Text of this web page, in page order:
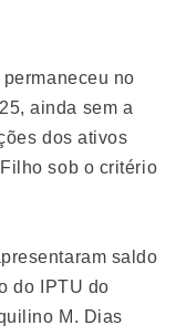
permaneceu no
ainda sem a
dos ativos
sob o critério
saldo
do IPTU do
M. Dias